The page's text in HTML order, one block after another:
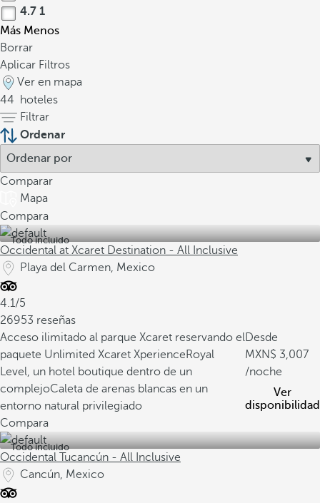
4.7 1
Más Menos
Borrar
Aplicar Filtros
Ver en mapa
44
hoteles
Filtrar
Ordenar
Comparar
Mapa
Compara
Todo incluido
Occidental at Xcaret Destination - All Inclusive
Playa del Carmen, Mexico
4.1/5
26953 reseñas
Acceso ilimitado al parque Xcaret reservando el
paquete Unlimited Xcaret XperienceRoyal
Level, un hotel boutique dentro de un
complejoCaleta de arenas blancas en un
entorno natural privilegiado
Desde
3,007
/noche
Ver
disponibilidad
Compara
Todo incluido
Occidental Tucancún - All Inclusive
Cancún, Mexico